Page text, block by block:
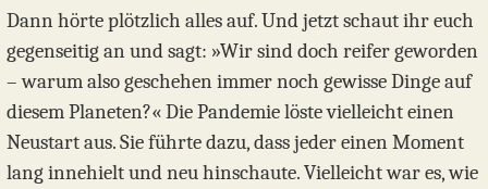
Dann hörte plötzlich alles auf. Und jetzt schaut ihr euch
gegenseitig an und sagt: »Wir sind doch reifer geworden
– warum also geschehen immer noch gewisse Dinge auf
diesem Planeten?« Die Pandemie löste vielleicht einen
Neustart aus. Sie führte dazu, dass jeder einen Moment
lang innehielt und neu hinschaute. Vielleicht war es, wie